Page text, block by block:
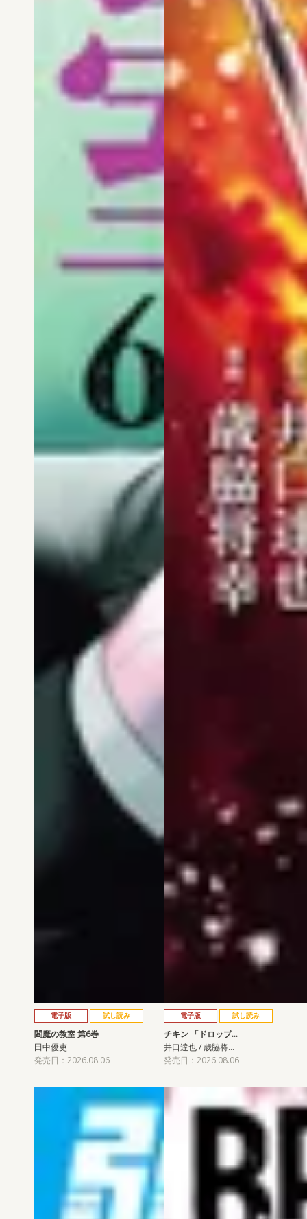
電子版 試し読み
閻魔の教室 第6巻
田中優吏
発売日：2026.08.06
電子版 試し読み
チキン 「ドロップ…
井口達也 / 歳脇将…
発売日：2026.08.06